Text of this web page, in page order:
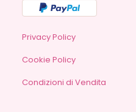
Privacy Policy
Cookie Policy
Condizioni di Vendita